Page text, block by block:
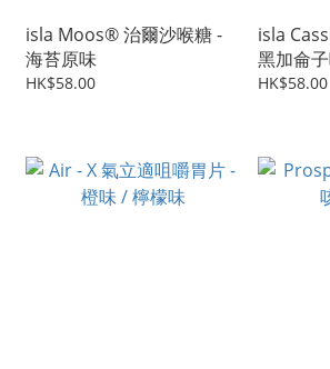
isla Moos® 治爾沙喉糖 -
海苔原味
HK$58.00
isla
黑加侖
HK$58.00